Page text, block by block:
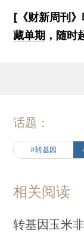
[《财新周刊》
藏单期 ，随时
话题：
#转基因
相关阅读
转基因玉米